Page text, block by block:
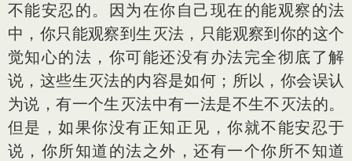
不能安忍的。因为在你自己现在的能观察的法
中，你只能观察到生灭法，只能观察到你的这个
觉知心的法，你可能还没有办法完全彻底了解
说，这些生灭法的内容是如何；所以，你会误认
为说，有一个生灭法中有一法是不生不灭法的。
但是，如果你没有正知正见，你就不能安忍于
说，你所知道的法之外，还有一个你所不知道